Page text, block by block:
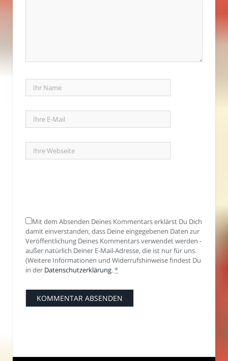
Mit dem Absenden Deines Kommentars erklärst Du Dich
damit einverstanden, dass Deine eingegebenen Daten zur
Veröffentlichung Deines Kommentars verwendet werden -
außer natürlich Deiner E-Mail-Adresse, die ist nur für uns.
(Weitere Informationen und Widerrufshinweise findest Du
in der Datenschutzerklärung.*